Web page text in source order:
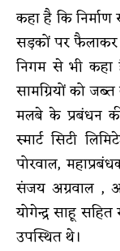
कहा है कि
सड़कों पर फैलाकर
निगम से भी कहा
सामग्रियों को
मलबे के प्रबंधन
स्मार्ट सिटी
पोरवाल,
संजय अग्रवाल ,
योगेन्द्र साहू
उपस्थित थे।